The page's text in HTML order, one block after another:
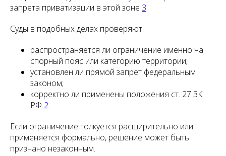
запрета приватизации в этой зоне 3.
Суды в подобных делах проверяют:
распространяется ли ограничение именно на
спорный пояс или категорию территории;
установлен ли прямой запрет федеральным
законом;
корректно ли применены положения ст. 27 ЗК
РФ 2.
Если ограничение толкуется расширительно или
применяется формально, решение может быть
признано незаконным.